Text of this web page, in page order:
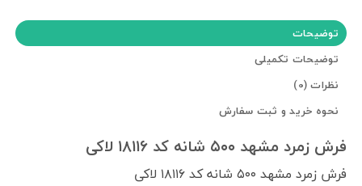
توضیحات
توضیحات تکمیلی
نظرات (0)
نحوه خرید و ثبت سفارش
فرش زمرد مشهد ۵۰۰ شانه کد ۱۸۱۱۶ لاکی
فرش زمرد مشهد ۵۰۰ شانه کد ۱۸۱۱۶ لاکی